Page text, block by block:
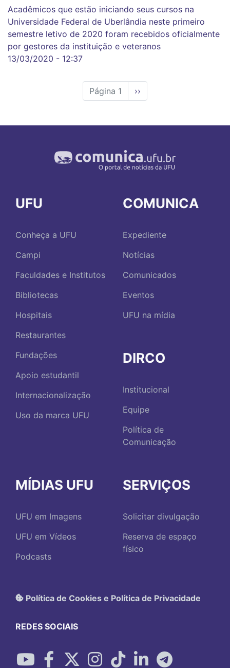
Acadêmicos que estão iniciando seus cursos na
Universidade Federal de Uberlândia neste primeiro
semestre letivo de 2020 foram recebidos oficialmente
por gestores da instituição e veteranos
13/03/2020 - 12:37
Página 1
Próxima
página
››
UFU
Conheça a UFU
Campi
Faculdades e Institutos
Bibliotecas
Hospitais
Restaurantes
Fundações
Apoio estudantil
Internacionalização
Uso da marca UFU
COMUNICA
Expediente
Notícias
Comunicados
Eventos
UFU na mídia
DIRCO
Institucional
Equipe
Política de
Comunicação
MÍDIAS UFU
UFU em Imagens
UFU em Vídeos
Podcasts
SERVIÇOS
Solicitar divulgação
Reserva de espaço
físico
Política de Cookies e Política de Privacidade
REDES SOCIAIS